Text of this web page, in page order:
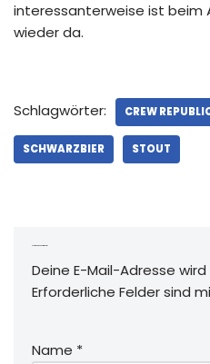
interessanterweise ist beim
wieder da.
Schlagwörter: CREW
SCHWARZBIER STOUT
Deine E-Mail-Adresse
Erforderliche Felder sind
Name *